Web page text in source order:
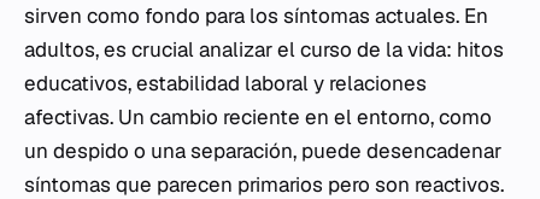
sirven como fondo para los síntomas actuales. En
adultos, es crucial analizar el curso de la vida: hitos
educativos, estabilidad laboral y relaciones
afectivas. Un cambio reciente en el entorno, como
un despido o una separación, puede desencadenar
síntomas que parecen primarios pero son reactivos.